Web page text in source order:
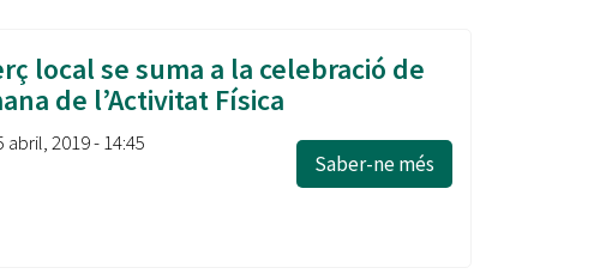
Retiment de Comptes
Accés a Informació Pública
Entitats
Equipaments
local se suma a la celebració de
de l’Activitat Física
2019 - 14:45
Saber-ne més